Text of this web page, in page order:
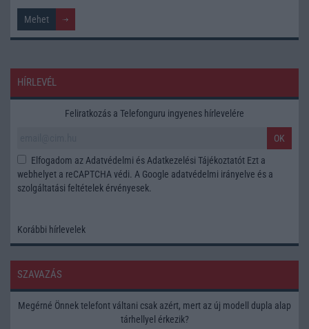
HÍRLEVÉL
Feliratkozás a Telefonguru ingyenes hírlevelére
OK
Elfogadom az Adatvédelmi és Adatkezelési Tájékoztatót Ezt a
webhelyet a reCAPTCHA védi. A Google adatvédelmi irányelve és a
szolgáltatási feltételek érvényesek.
Korábbi hírlevelek
SZAVAZÁS
Megérné Önnek telefont váltani csak azért, mert az új modell dupla alap
tárhellyel érkezik?